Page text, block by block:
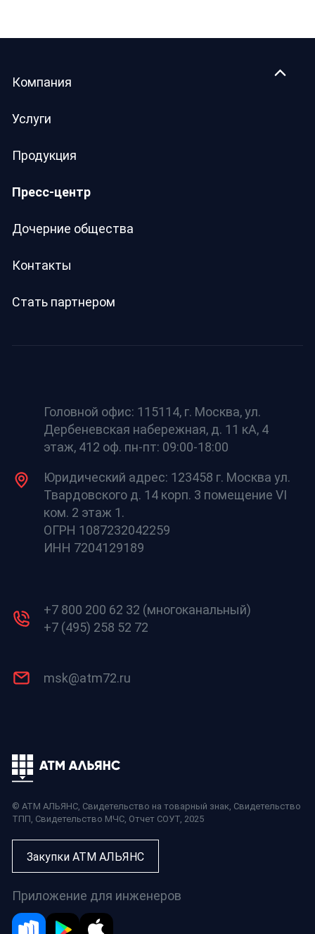
Компания
Услуги
Продукция
Пресс-центр
Дочерние общества
Контакты
Стать партнером
Головной офис: 115114, г. Москва, ул.
Дербеневская набережная, д. 11 кА, 4
этаж, 412 оф. пн-пт: 09:00-18:00
Юридический адрес: 123458 г. Москва ул.
Твардовского д. 14 корп. 3 помещение VI
ком. 2 этаж 1.
ОГРН 1087232042259
ИНН 7204129189
+7 800 200 62 32 (многоканальный)
+7 (495) 258 52 72
msk@atm72.ru
© АТМ АЛЬЯНС, Свидетельство на товарный знак, Свидетельство
ТПП, Свидетельство МЧС, Отчет СОУТ, 2025
Закупки АТМ АЛЬЯНС
Приложение для инженеров